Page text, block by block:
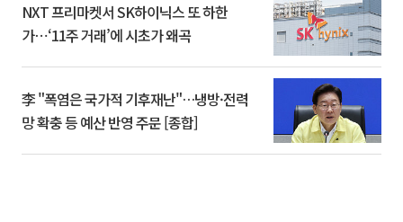
NXT 프리마켓서 SK하이닉스 또 하한
가⋯‘11주 거래’에 시초가 왜곡
李 "폭염은 국가적 기후재난"…냉방·전력
망 확충 등 예산 반영 주문 [종합]